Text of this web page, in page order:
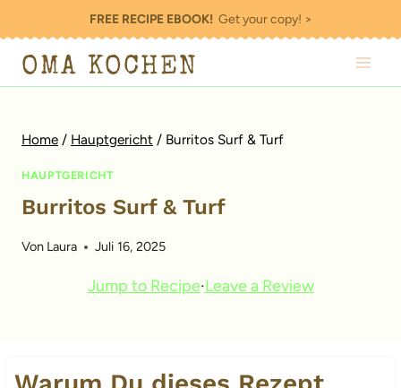
Inhalt
springen
FREE RECIPE EBOOK!Get your copy! >
OMA KOCHEN
Home / Hauptgericht / Burritos Surf & Turf
HAUPTGERICHT
Burritos Surf & Turf
Von Laura Juli 16, 2025
Jump to Recipe·Leave a Review